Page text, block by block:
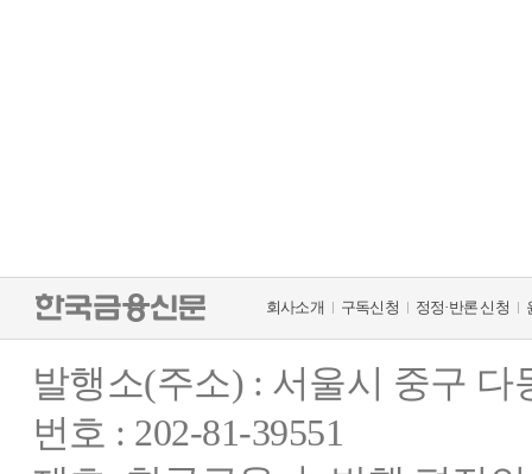
회사소개 구독신청 정정·반론 신청
발행소(주소) : 서울시 중구
번호 : 202-81-39551